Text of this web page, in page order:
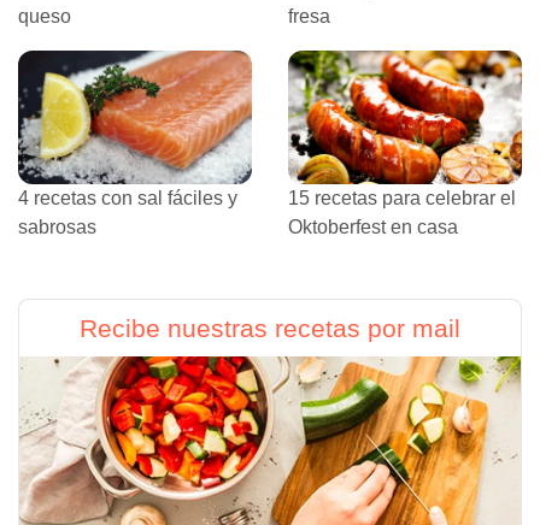
queso
fresa
4 recetas con sal fáciles y
sabrosas
15 recetas para celebrar el
Oktoberfest en casa
Recibe nuestras recetas por mail